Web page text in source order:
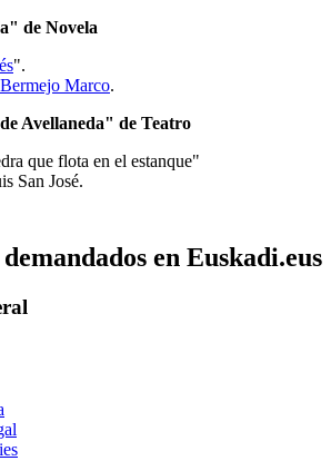
de Novela
".
Marco.
Avellaneda" de Teatro
que flota en el estanque"
San José.
en Euskadi.eus